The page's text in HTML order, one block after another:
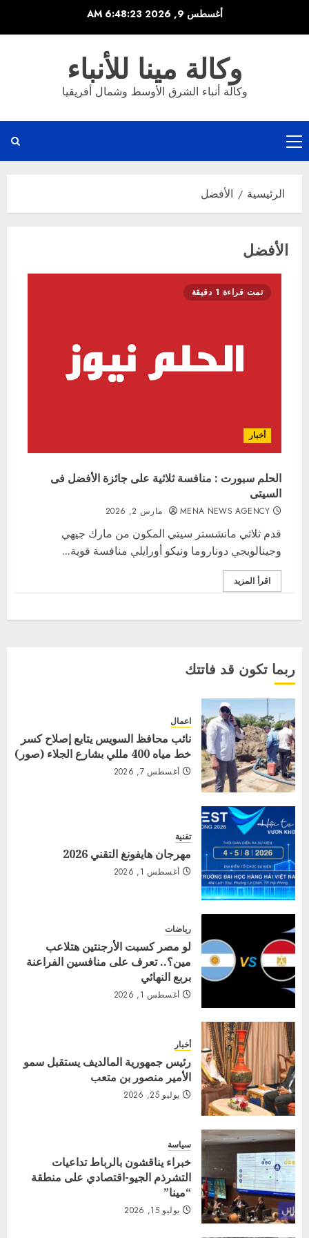
أغسطس 9, 2026 6:48:23 AM
وكالة مينا للأنباء
وكالة أنباء الشرق الأوسط وشمال أفريقيا
القائمة
الرئيسية
الرئيسية الأفضل
الأفضل
تمت قراءة 1 دقيقة
أخبار
الحلم سبورت : منافسة ثلاثية على جائزة الأفضل فى
السيتى
MENA NEWS AGENCY مارس 2, 2026
قدم ثلاثي مانشستر سيتي المكون من مارك جيهي
وجينالويجي دوناروما ونيكو أورايلي منافسة قوية...
اقرأ المزيد
ربما تكون قد فاتتك
اعمال
نائب محافظ السويس يتابع إصلاح كسر
خط مياه 400 مللي بشارع الجلاء (صور)
أغسطس 7, 2026
تقنية
مهرجان هايفونغ التقني 2026
أغسطس 1, 2026
رياضات
لو مصر كسبت الأرجنتين هتلاعب
مين؟.. تعرف على منافسين الفراعنة
بربع النهائي
أغسطس 1, 2026
أخبار
رئيس جمهورية المالديف يستقبل سمو
الأمير منصور بن متعب
يوليو 25, 2026
سياسة
خبراء يناقشون بالرباط تداعيات
التشرذم الجيو-اقتصادي على منطقة
“مينا”
يوليو 15, 2026